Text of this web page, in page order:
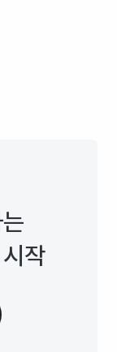
작